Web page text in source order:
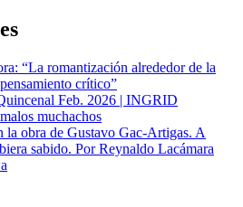
“La romantización alrededor de la
crítico”
Feb. 2026 | INGRID
muchachos
la obra de Gustavo Gac-Artigas. A
sabido. Por Reynaldo Lacámara